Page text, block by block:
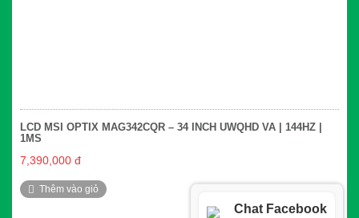
LCD MSI OPTIX MAG342CQR – 34 INCH UWQHD VA | 144HZ |
1MS
7,390,000 đ
Thêm vào giỏ
Chat Facebook